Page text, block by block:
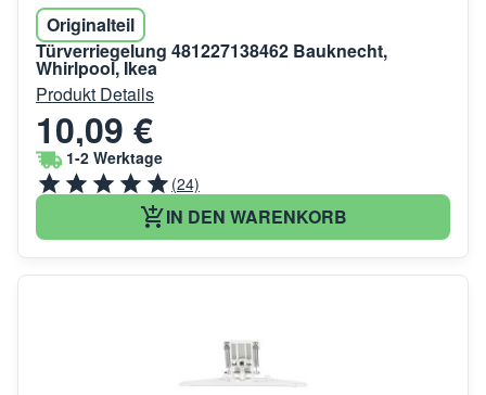
Originalteil
Türverriegelung 481227138462 Bauknecht,
Whirlpool, Ikea
Produkt Details
10,09 €
1-2 Werktage
(24)
IN DEN WARENKORB